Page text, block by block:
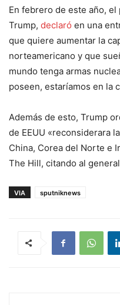
En febrero de este año, el
Trump, declaró en una
que quiere aumentar la
norteamericano y que
mundo tenga armas
poseen, estaríamos en la
Además de esto, Trump
de EEUU «reconsiderara
China, Corea del Norte e
The Hill, citando al
VIA sputniknews